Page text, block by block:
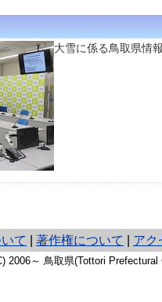
大雪に係る鳥取県情
て 著作権について アク
2006～ 鳥取県(Tottori